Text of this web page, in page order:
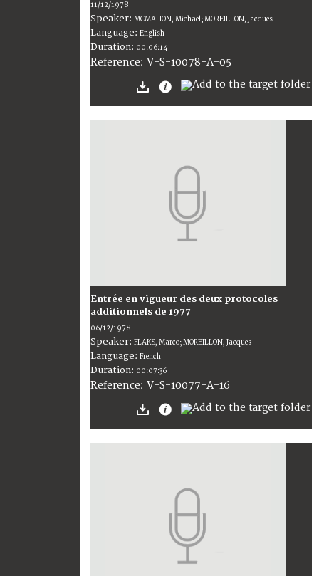
11/12/1978
Speaker: MCMAHON, Michael; MOREILLON, Jacques
Language: English
Duration: 00:06:14
Reference: V-S-10078-A-05
Entrée en vigueur des deux protocoles
additionnels de 1977
06/12/1978
Speaker: FLAKS, Marco; MOREILLON, Jacques
Language: French
Duration: 00:07:36
Reference: V-S-10077-A-16